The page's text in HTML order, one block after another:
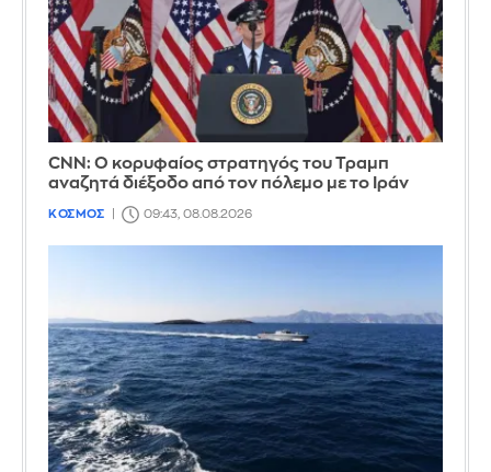
CNN: Ο κορυφαίος στρατηγός του Τραμπ
αναζητά διέξοδο από τον πόλεμο με το Ιράν
ΚΟΣΜΟΣ 09:43, 08.08.2026